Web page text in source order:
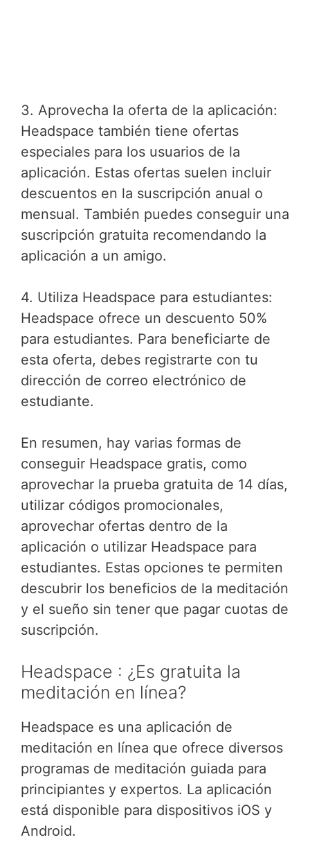
3. Aprovecha la oferta de la aplicación:
Headspace también tiene ofertas
especiales para los usuarios de la
aplicación. Estas ofertas suelen incluir
descuentos en la suscripción anual o
mensual. También puedes conseguir una
suscripción gratuita recomendando la
aplicación a un amigo.
4. Utiliza Headspace para estudiantes:
Headspace ofrece un descuento 50%
para estudiantes. Para beneficiarte de
esta oferta, debes registrarte con tu
dirección de correo electrónico de
estudiante.
En resumen, hay varias formas de
conseguir Headspace gratis, como
aprovechar la prueba gratuita de 14 días,
utilizar códigos promocionales,
aprovechar ofertas dentro de la
aplicación o utilizar Headspace para
estudiantes. Estas opciones te permiten
descubrir los beneficios de la meditación
y el sueño sin tener que pagar cuotas de
suscripción.
Headspace : ¿Es gratuita la
meditación en línea?
Headspace es una aplicación de
meditación en línea que ofrece diversos
programas de meditación guiada para
principiantes y expertos. La aplicación
está disponible para dispositivos iOS y
Android.